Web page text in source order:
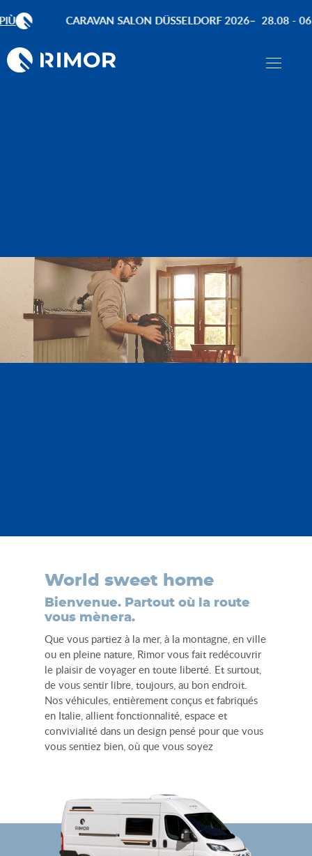
CARAVAN SALON DÜSSELDORF 2026 28.08 -
World sweet home
Bienvenue. Partout où la route
vous mènera.
Que vous partiez à la mer, à la montagne, en ville
ou en pleine nature, Rimor vous fait redécouvrir
le plaisir de voyager en toute liberté. Et surtout,
de vous sentir libre, toujours, au bon endroit.
Nos véhicules, entièrement conçus et fabriqués
en Italie, allient fonctionnalité, espace et
convivialité dans un design pensé pour que vous
vous sentiez bien, où que vous soyez